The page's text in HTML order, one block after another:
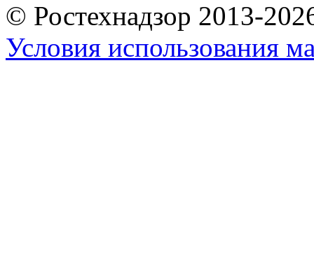
© Ростехнадзор 2013-
Условия использования